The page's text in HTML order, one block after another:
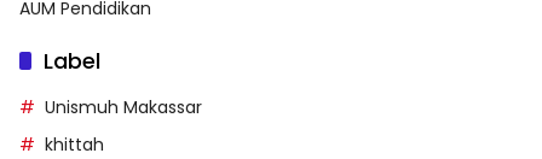
AUM Pendidikan
Label
Unismuh Makassar
khittah